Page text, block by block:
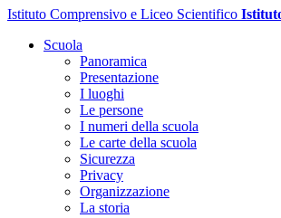
Istituto Comprensivo e Liceo Scientifico
Scuola
Panoramica
Presentazione
I luoghi
Le persone
I numeri della scuola
Le carte della scuola
Sicurezza
Privacy
Organizzazione
La storia